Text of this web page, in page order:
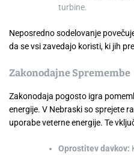
turbine.
Neposredno sodelovanje
da se vsi zavedajo koristi, ki jih
Zakonodajne Spremembe
Zakonodaja pogosto igra
energije. V Nebraski so sprejete
uporabe veterne energije. Te
Oprostitev davkov: